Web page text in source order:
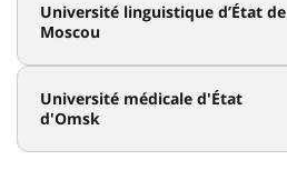
Université linguistique d’État de
Moscou
Université médicale d'État
d'Omsk